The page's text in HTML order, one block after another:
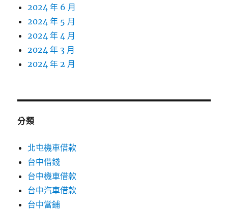
2024 年 6 月
2024 年 5 月
2024 年 4 月
2024 年 3 月
2024 年 2 月
分類
北屯機車借款
台中借錢
台中機車借款
台中汽車借款
台中當鋪